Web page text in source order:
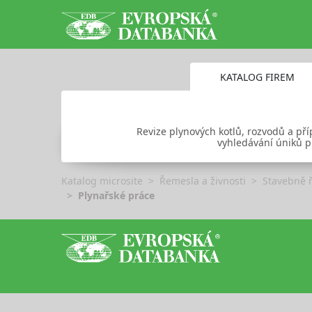
KATALOG FIREM
Revize plynových kotlů, rozvodů a
vyhledávání úniků
Katalog microsite Řemesla a živnosti
Stavebně
Plynařské práce